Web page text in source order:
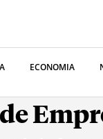
ECONOMIA